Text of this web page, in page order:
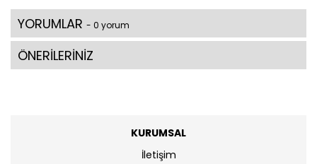
YORUMLAR - 0 yorum
ÖNERİLERİNİZ
KURUMSAL
İletişim